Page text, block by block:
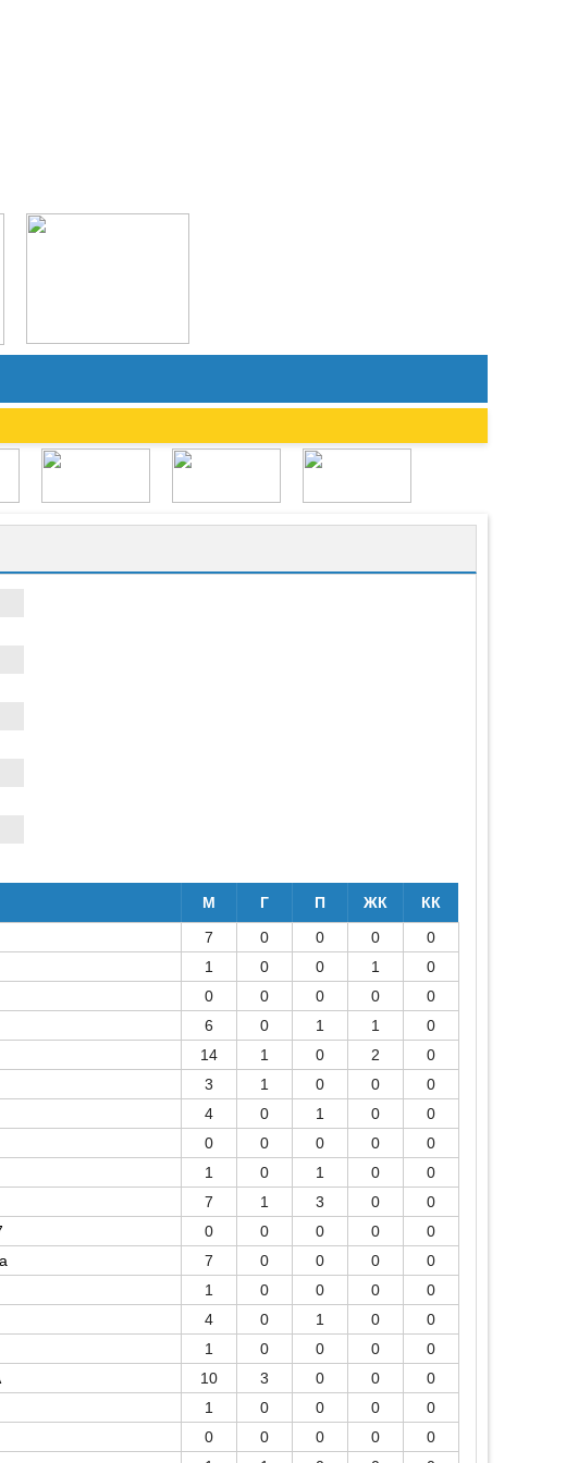
М Г П ЖК
КК
7 0 0 0
0
1 0 0 1
0
0 0 0 0
0
6 0 1 1
0
14 1 0 2
0
3 1 0 0
0
4 0 1 0
0
0 0 0 0
0
1 0 1 0
0
7 1 3 0
0
0 0 0 0
0
7 0 0 0
0
1 0 0 0
0
4 0 1 0
0
1 0 0 0
0
10 3 0 0
0
1 0 0 0
0
0 0 0 0
0